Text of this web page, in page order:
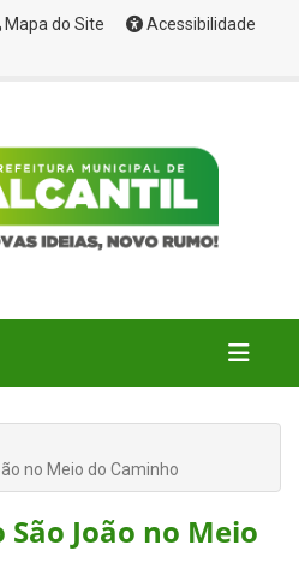
Mapa do Site
Acessibilidade
no Meio do Caminho
João no Meio